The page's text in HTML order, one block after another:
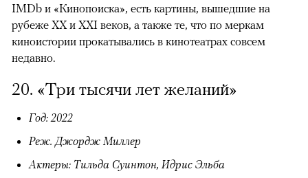
IMDb и «Кинопоиска», есть картины, вышедшие на
рубеже XX и XXI веков, а также те, что по меркам
киноистории прокатывались в кинотеатрах совсем
недавно.
20. «Три тысячи лет желаний»
Год: 2022
Реж. Джордж Миллер
Актеры: Тильда Суинтон, Идрис Эльба